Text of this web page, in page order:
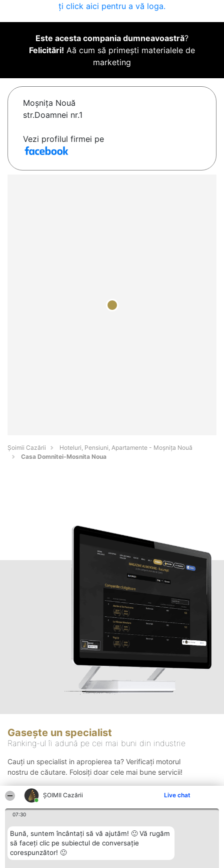
ȘOIMII Cazării Live chat
07:30
Bună, suntem încântați să vă ajutăm! 🙂 Vă rugăm
să faceți clic pe subiectul de conversație
corespunzător! 🙂
ți click aici pentru a vă loga.
Este acesta compania dumneavoastră?
Felicitări! Aă cum să primești materialele de
marketing
Moşniţa Nouă
str.Doamnei nr.1
Vezi profilul firmei pe
Șoimii Cazării
Hoteluri, Pensiuni, Apartamente - Moşniţa Nouă
Casa Domnitei-Mosnita Noua
Gasește un specialist
Ranking-ul îi adună pe cei mai buni din industrie
Cauți un specialist in apropierea ta? Verificați motorul
nostru de căutare. Folosiți doar cele mai bune servicii!